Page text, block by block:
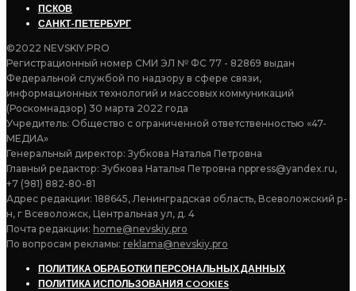
ПСКОВ
САНКТ-ПЕТЕРБУРГ
©2022 NEVSKIY.PRO
Регистрационный номер СМИ ЭЛ № ФС 77 - 82869 выдан
Федеральной службой по надзору в сфере связи,
информационных технологий и массовых коммуникаций
(Роскомнадзор) 30 марта 2022 года
Учредитель: Общество с ограниченной ответственностью «47-
МЕДИА»
Генеральный директор: Зубкова Наталья Петровна
Главный редактор: Зубкова Наталья Петровна nppress@yandex.ru,
+7 (981) 882-80-81
Адрес редакции: 188645, Ленинградская область, Всеволожский р-
н, г Всеволожск, Центральная ул, д. 4
Почта редакции: home@nevskiy.pro
По вопросам рекламы: reklama@nevskiy.pro
ПОЛИТИКА ОБРАБОТКИ ПЕРСОНАЛЬНЫХ ДАННЫХ
ПОЛИТИКА ИСПОЛЬЗОВАНИЯ COOKIES